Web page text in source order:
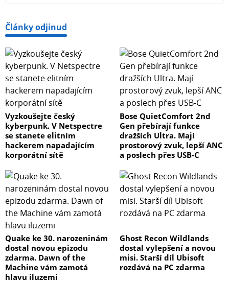
Články odjinud
Vyzkoušejte český
kyberpunk. V Netspectre
se stanete elitním
hackerem napadajícím
korporátní sítě
Bose QuietComfort 2nd
Gen přebírají funkce
dražších Ultra. Mají
prostorový zvuk, lepší ANC
a poslech přes USB-C
Quake ke 30. narozeninám
dostal novou epizodu
zdarma. Dawn of the
Machine vám zamotá
hlavu iluzemi
Ghost Recon Wildlands
dostal vylepšení a novou
misi. Starší díl Ubisoft
rozdává na PC zdarma